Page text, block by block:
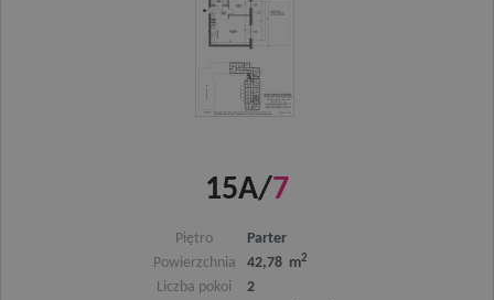
15A/7
Piętro
Parter
Powierzchnia
42,78 m2
Liczba pokoi
2